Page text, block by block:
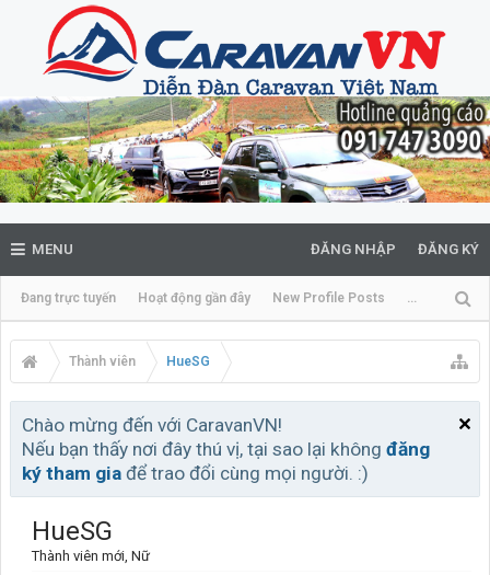
MENU
Đang trực tuyến Hoạt động gần đây New Profile Posts ...
ĐĂNG NHẬP ĐĂNG KÝ
Thành viên HueSG
Chào mừng đến với CaravanVN!
Nếu bạn thấy nơi đây thú vị, tại sao lại không đăng
ký tham gia để trao đổi cùng mọi người. :)
HueSG
Thành viên mới , Nữ